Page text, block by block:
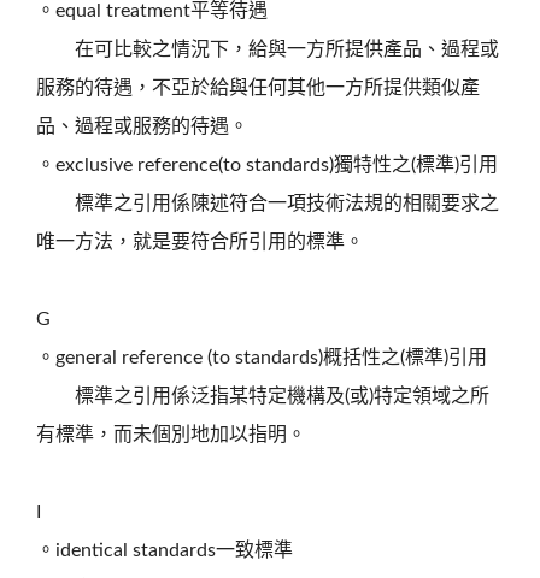
。equal treatment平等待遇
在可比較之情況下，給與一方所提供產品、過程或
服務的待遇，不亞於給與任何其他一方所提供類似產
品、過程或服務的待遇。
。exclusive reference(to standards)獨特性之(標準)引用
標準之引用係陳述符合一項技術法規的相關要求之
唯一方法，就是要符合所引用的標準。
G
。general reference (to standards)概括性之(標準)引用
標準之引用係泛指某特定機構及(或)特定領域之所
有標準，而未個別地加以指明。
。identical standards一致標準